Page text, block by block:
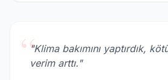
“"Klima bakımını yaptırdık,
verim arttı."